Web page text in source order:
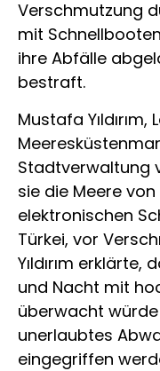
Verschmutzung
mit
ihre Abfälle
bestraft.
Mustafa
Stadtverwaltung
sie die Meere
elektronischen
Türkei, vor
Yıldırım
und Nacht mit
überwacht
unerlaubtes
eingegriffen